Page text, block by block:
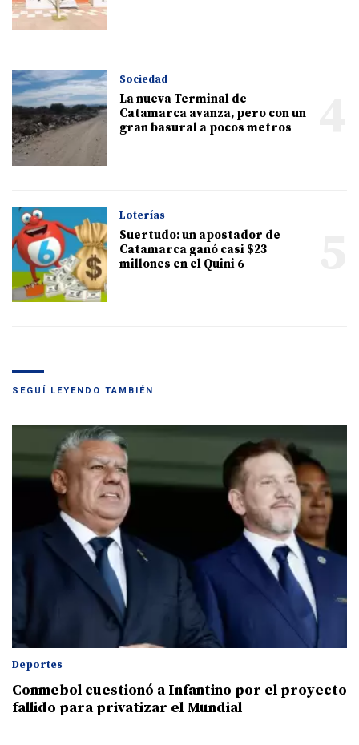
Sociedad
La nueva Terminal de
Catamarca avanza, pero con un
gran basural a pocos metros
Loterías
Suertudo: un apostador de
Catamarca ganó casi $23
millones en el Quini 6
SEGUÍ LEYENDO TAMBIÉN
Deportes
Conmebol cuestionó a Infantino por el proyecto
fallido para privatizar el Mundial